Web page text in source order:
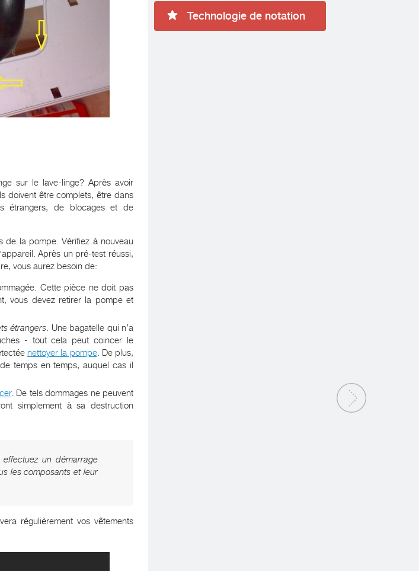
sur le lave-linge? Après avoir
doivent être complets, être dans
étrangers, de blocages et de
de la pompe. Vérifiez à nouveau
Après un pré-test réussi,
vous aurez besoin de:
Cette pièce ne doit pas
vous devez retirer la pompe et
étrangers. Une bagatelle qui n’a
- tout cela peut coincer le
nettoyer la pompe. De plus,
temps en temps, auquel cas il
. De tels dommages ne peuvent
simplement à sa destruction
un démarrage
les composants et leur
régulièrement vos vêtements
Technologie de notation